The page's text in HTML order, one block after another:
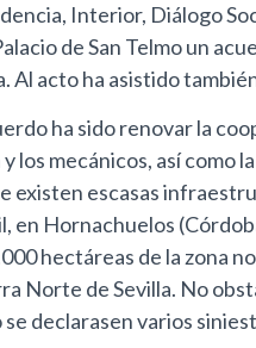
Interior, Diálogo
de San Telmo un
Al acto ha asistido
ha sido renovar la
los mecánicos, así como
existen escasas
en Hornachuelos
hectáreas de la zona
Norte de Sevilla. No
declarasen varios